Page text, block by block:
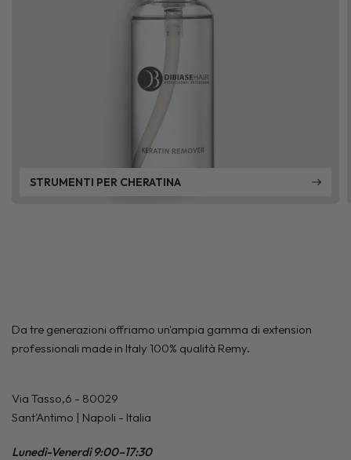
STRUMENTI PER CHERATINA
Da tre generazioni offriamo un'ampia gamma di extension
professionali made in Italy 100% qualità Remy.
Via Tasso,6 - 80029
Sant'Antimo | Napoli - Italia
Lunedì-Venerdì 9:00–17:30